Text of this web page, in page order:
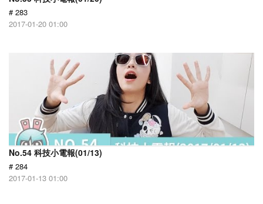
# 283
2017-01-20 01:00
No.54 科技小電報(01/13)
# 284
2017-01-13 01:00